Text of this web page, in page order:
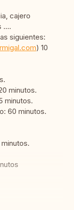
cajero
....
siguientes:
) 10
minutos.
minutos.
60 minutos.